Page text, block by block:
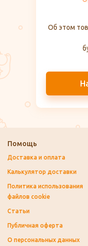
Об этом
Помощь
Доставка и оплата
Калькулятор доставки
Политика использования
файлов cookie
Статьи
Публичная оферта
О персональных данных